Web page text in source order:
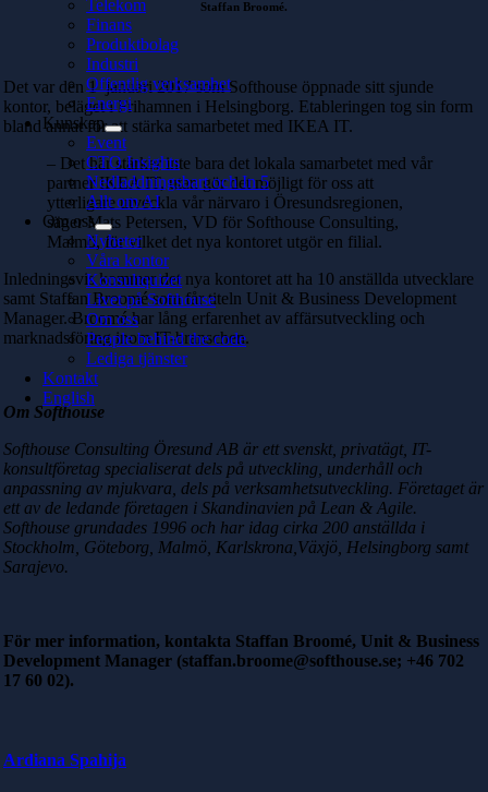
Telekom
Finans
Produktbolag
Industri
Offentlig verksamhet
Energi
Kunskap
Event
CTO Insights
Nedladdningsbart och In 5
Allt om AI
Om oss
Nyheter
Våra kontor
Konsultquizet
Livet på Softhouse
Om oss
People behind the code
Lediga tjänster
Kontakt
English
Staffan Broomé.
Det var den 1 januari 2017 som Softhouse öppnade sitt sjunde
kontor, beläget i Frihamnen i Helsingborg. Etableringen tog sin form
bland annat för att stärka samarbetet med IKEA IT.
– Det här stärker inte bara det lokala samarbetet med vår
partner IKEA IT, utan gör det möjligt för oss att
ytterligare utveckla vår närvaro i Öresundsregionen,
säger Mats Petersen, VD för Softhouse Consulting,
Malmö, för vilket det nya kontoret utgör en filial.
Inledningsvis kommer det nya kontoret att ha 10 anställda utvecklare
samt Staffan Broomé som får titeln Unit & Business Development
Manager. Broomé har lång erfarenhet av affärsutveckling och
marknadsföring inom IT-branschen.
Om Softhouse
Softhouse Consulting Öresund AB är ett svenskt, privatägt, IT-
konsultföretag specialiserat dels på utveckling, underhåll och
anpassning av mjukvara , dels på verksamhetsutveckling. Företaget är
ett av de ledande företagen i Skandinavien på Lean & Agile.
Softhouse grundades 1996 och har idag cirka 200 anställda i
Stockholm, Göteborg, Malmö, Karlskrona,Växjö, Helsingborg samt
Sarajevo.
För mer information, kontakta Staffan Broomé, Unit & Business
Development Manager (staffan.broome@softhouse.se; +46 702
17 60 02).
Ardiana Spahija